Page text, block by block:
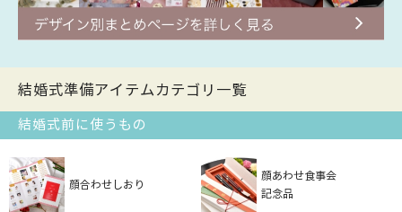
結婚式準備アイテムカテゴリ一覧
結婚式前に使うもの
顔合わせしおり
顔あわせ食事会
記念品